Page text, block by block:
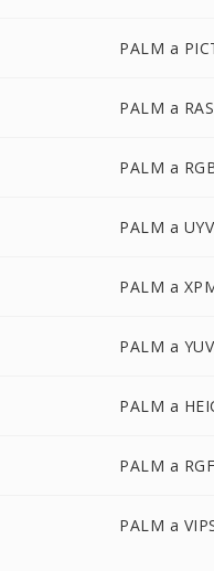
PALM a
PALM a RAS
PALM a
PALM a
PALM a
PALM a YUV
PALM a
PALM a
PALM a